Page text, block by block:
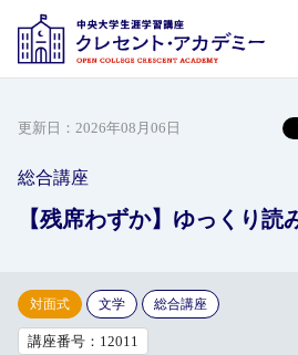
更新日： 2026年08月06日
総合講座
【残席わずか】ゆっくり
対面式 文学 総合講座
講座番号：12011